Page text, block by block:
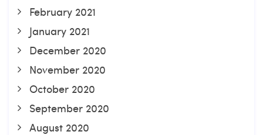
February 2021
January 2021
December 2020
November 2020
October 2020
September 2020
August 2020